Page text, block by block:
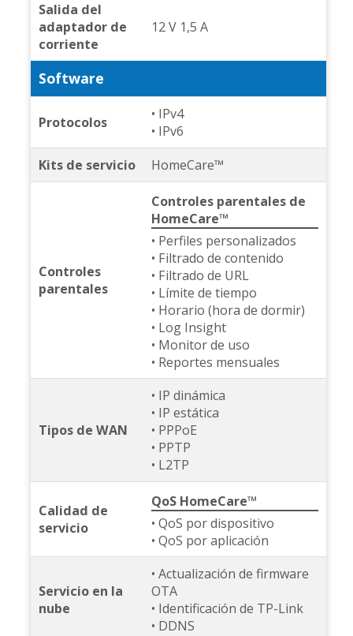
Salida del
adaptador de
corriente
12 V 1,5 A
Software
Protocolos
• IPv4
• IPv6
Kits de servicio
HomeCare™
Controles
parentales
Controles parentales de
HomeCare™
• Perfiles personalizados
• Filtrado de contenido
• Filtrado de URL
• Límite de tiempo
• Horario (hora de dormir)
• Log Insight
• Monitor de uso
• Reportes mensuales
Tipos de WAN
• IP dinámica
• IP estática
• PPPoE
• PPTP
• L2TP
Calidad de
servicio
QoS HomeCare™
• QoS por dispositivo
• QoS por aplicación
Servicio en la
nube
• Actualización de firmware
OTA
• Identificación de TP-Link
• DDNS